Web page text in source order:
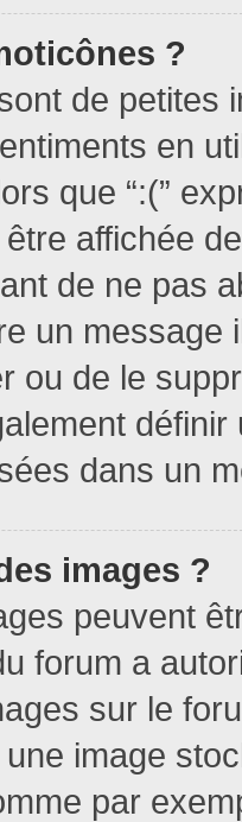
?
de petites
en
que “:(”
affichée
de ne pas
un message
ou de le
définir
dans un
images ?
peuvent
forum a
sur le
image
par